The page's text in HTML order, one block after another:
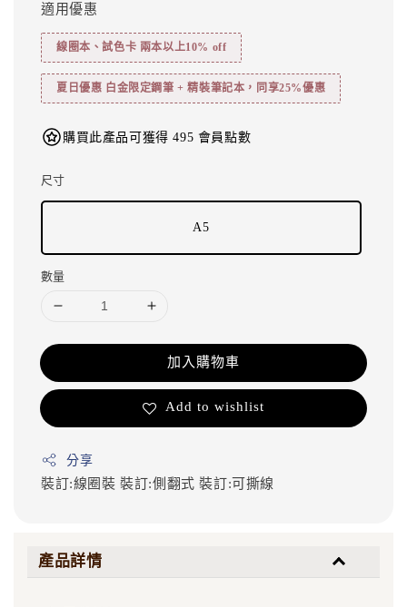
適用優惠
線圈本、試色卡 兩本以上10% off
夏日優惠 白金限定鋼筆 + 精裝筆記本，同享25%優惠
購買此產品可獲得 495 會員點數
尺寸
A5
數量
加入購物車
Add to wishlist
分享
裝訂:線圈裝裝訂:側翻式裝訂:可撕線
產品詳情